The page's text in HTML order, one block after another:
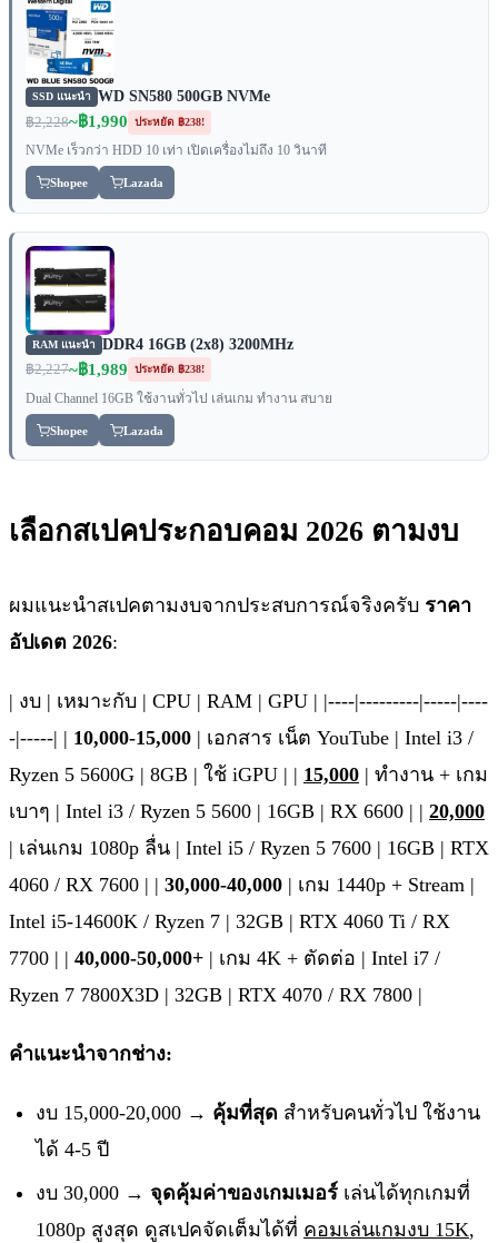
SSD แนะนำ
WD SN580 500GB NVMe
฿2,228~฿1,990 ประหยัด ฿238!
NVMe เร็วกว่า HDD 10 เท่า เปิดเครื่องไม่ถึง 10 วินาที
Shopee Lazada
RAM แนะนำ
DDR4 16GB (2x8) 3200MHz
฿2,227~฿1,989 ประหยัด ฿238!
Dual Channel 16GB ใช้งานทั่วไป เล่นเกม ทำงาน สบาย
Shopee Lazada
เลือกสเปคประกอบคอม 2026 ตามงบ
ผมแนะนำสเปคตามงบจากประสบการณ์จริงครับ ราคา
อัปเดต 2026:
| งบ | เหมาะกับ | CPU | RAM | GPU | |----|---------|-----|----
-|-----| | 10,000-15,000 | เอกสาร เน็ต YouTube | Intel i3 /
Ryzen 5 5600G | 8GB | ใช้ iGPU | | 15,000 | ทำงาน + เกม
เบาๆ | Intel i3 / Ryzen 5 5600 | 16GB | RX 6600 | | 20,000
| เล่นเกม 1080p ลื่น | Intel i5 / Ryzen 5 7600 | 16GB | RTX
4060 / RX 7600 | | 30,000-40,000 | เกม 1440p + Stream |
Intel i5-14600K / Ryzen 7 | 32GB | RTX 4060 Ti / RX
7700 | | 40,000-50,000+ | เกม 4K + ตัดต่อ | Intel i7 /
Ryzen 7 7800X3D | 32GB | RTX 4070 / RX 7800 |
คำแนะนำจากช่าง:
งบ 15,000-20,000 → คุ้มที่สุด สำหรับคนทั่วไป ใช้งาน
ได้ 4-5 ปี
งบ 30,000 → จุดคุ้มค่าของเกมเมอร์ เล่นได้ทุกเกมที่
1080p สูงสุด ดูสเปคจัดเต็มได้ที่ คอมเล่นเกมงบ 15K,